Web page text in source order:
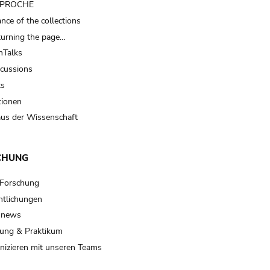
of the collections
the page…
der Wissenschaft
& Praktikum
mit unseren Teams